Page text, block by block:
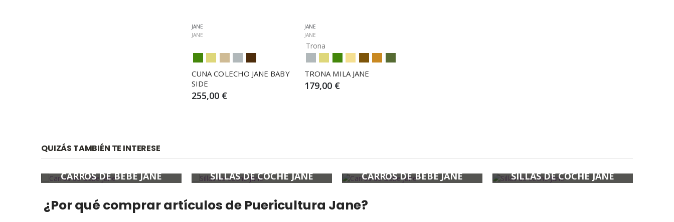
JANE
JANE
CUNA COLECHO JANE BABY
SIDE
255,00 €
JANE
JANE
Trona
TRONA MILA JANE
179,00 €
QUIZÁS TAMBIÉN TE INTERESE
CARROS DE BEBE JANÉ SILLAS DE COCHE JANE CARROS DE BEBE JANÉ SILLAS DE COCHE JANE
¿Por qué comprar artículos de Puericultura Jane?